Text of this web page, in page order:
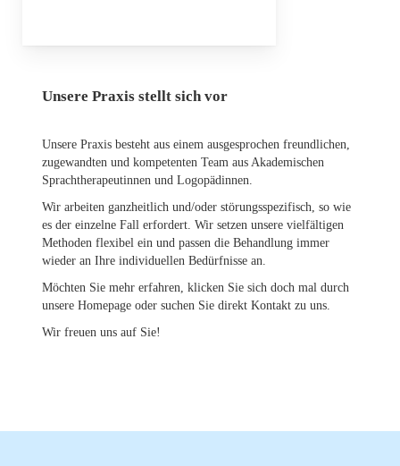
Unsere Praxis stellt sich vor
Unsere Praxis besteht aus einem ausgesprochen freundlichen,
zugewandten und kompetenten Team aus Akademischen
Sprachtherapeutinnen und Logopädinnen.
Wir arbeiten ganzheitlich und/oder störungsspezifisch, so wie
es der einzelne Fall erfordert. Wir setzen unsere vielfältigen
Methoden flexibel ein und passen die Behandlung immer
wieder an Ihre individuellen Bedürfnisse an.
Möchten Sie mehr erfahren, klicken Sie sich doch mal durch
unsere Homepage oder suchen Sie direkt Kontakt zu uns.
Wir freuen uns auf Sie!